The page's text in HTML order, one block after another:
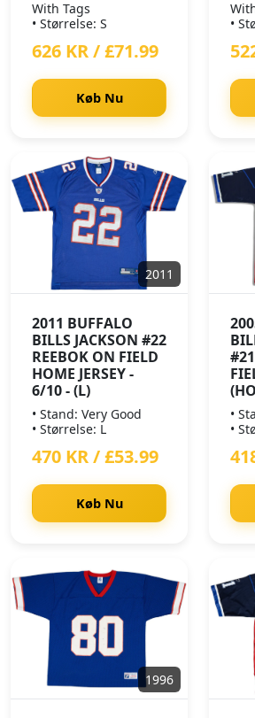
With Tags
• Størrelse: S
626 KR / £71.99
Køb Nu
•
2011
2011 BUFFALO
BILLS JACKSON #22
REEBOK ON FIELD
HOME JERSEY -
6/10 - (L)
• Stand: Very Good
• Størrelse: L
470 KR / £53.99
Køb Nu
•
•
1996